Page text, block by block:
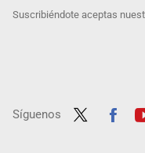
Suscribiéndote aceptas
Síguenos